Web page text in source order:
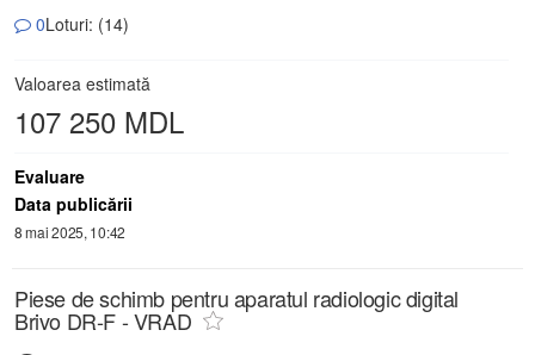
0Loturi: (14)
Valoarea estimată
107 250 MDL
Evaluare
Data publicării
8 mai 2025, 10:42
Piese de schimb pentru aparatul radiologic digital
Brivo DR-F - VRAD